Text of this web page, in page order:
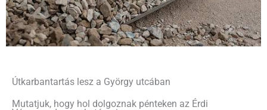
Útkarbantartás lesz a György utcában
Mutatjuk, hogy hol dolgoznak pénteken az Érdi